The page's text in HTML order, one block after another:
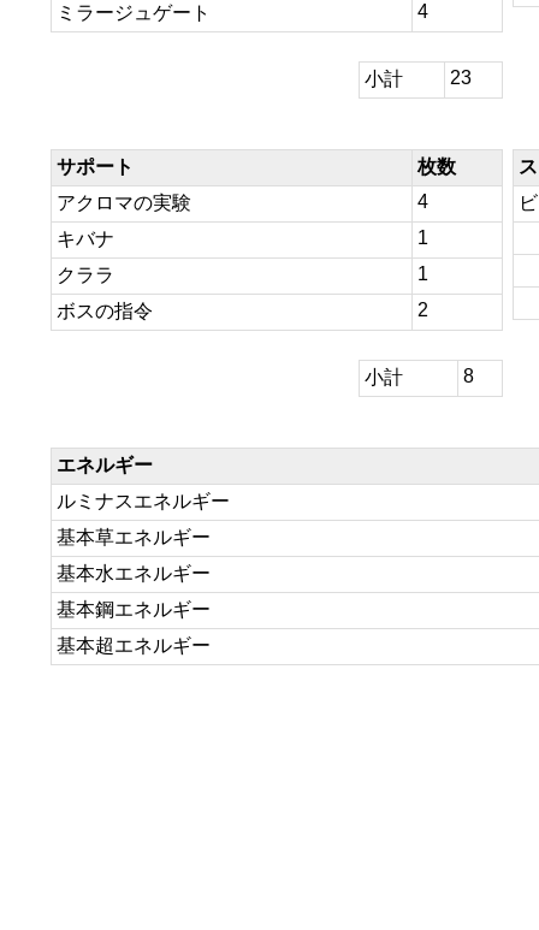
ミラージュゲート
4
小計 23
サポート
枚数
アクロマの実験
4
キバナ
1
クララ
1
ボスの指令
2
小計 8
エネルギー
ルミナスエネルギー
基本草エネルギー
基本水エネルギー
基本鋼エネルギー
基本超エネルギー